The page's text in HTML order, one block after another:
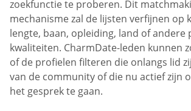
zoekfunctie te proberen. Dit
mechanisme zal de lijsten verfijnen op
lengte, baan, opleiding, land of andere
kwaliteiten. CharmDate-leden kunnen
of de profielen filteren die onlangs lid
van de community of die nu actief zijn
het gesprek te gaan.